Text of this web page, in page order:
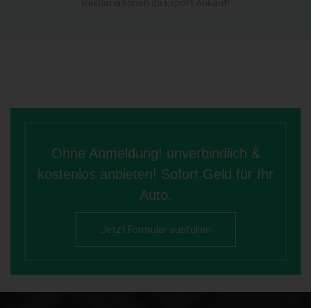
Ohne Anmeldung! unverbindlich &
kostenlos anbieten! Sofort Geld für Ihr
Auto.
Jetzt Formular ausfüllen